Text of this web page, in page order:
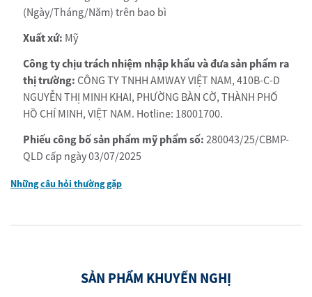
(Ngày/Tháng/Năm) trên bao bì
Xuất xứ: Mỹ
Công ty chịu trách nhiệm nhập khẩu và đưa sản phẩm ra
thị trường: CÔNG TY TNHH AMWAY VIỆT NAM, 410B-C-D
NGUYỄN THỊ MINH KHAI, PHƯỜNG BÀN CỜ, THÀNH PHỐ
HỒ CHÍ MINH, VIỆT NAM. Hotline: 18001700.
Phiếu công bố sản phẩm mỹ phẩm số: 280043/25/CBMP-
QLD cấp ngày 03/07/2025
Những câu hỏi thường gặp
SẢN PHẨM KHUYẾN NGHỊ